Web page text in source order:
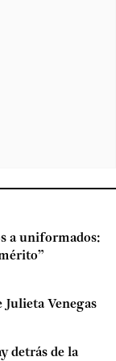
a uniformados:
Julieta Venegas
detrás de la